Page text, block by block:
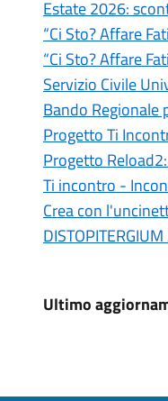
Estate 2026:
“Ci Sto? Affare
“Ci Sto? Affare
Servizio Civile
Bando
Progetto Ti
Progetto
Ti incontro -
Crea con
Ultimo